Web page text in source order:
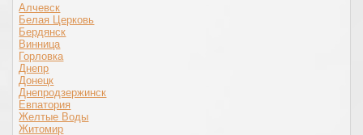
Алчевск
Белая Церковь
Бердянск
Винница
Горловка
Днепр
Донецк
Днепродзержинск
Евпатория
Желтые Воды
Житомир